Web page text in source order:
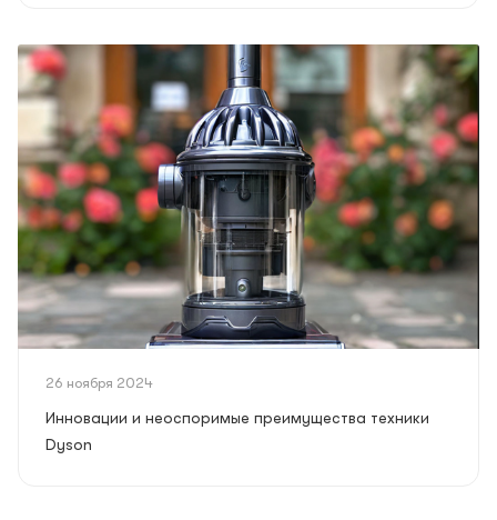
26 ноября 2024
Инновации и неоспоримые преимущества техники
Dyson